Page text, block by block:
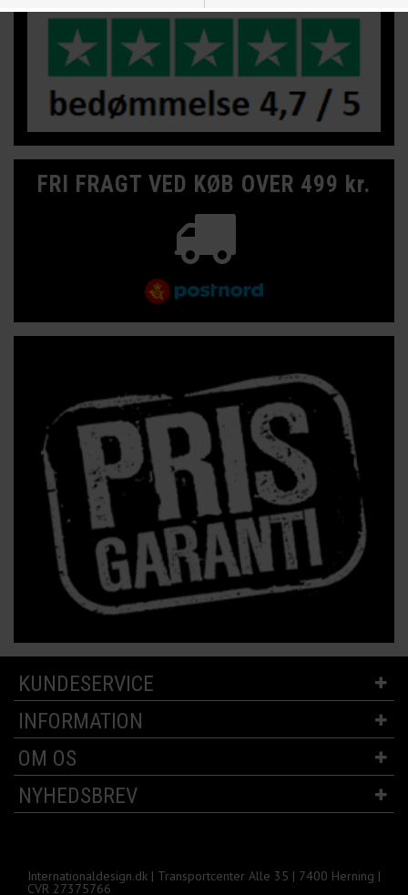
Vis cookie detaljer
FRI FRAGT VED KØB OVER 499 kr.
KUNDESERVICE
INFORMATION
OM OS
NYHEDSBREV
Internationaldesign.dk | Transportcenter Alle 35 | 7400 Herning |
CVR 27375766